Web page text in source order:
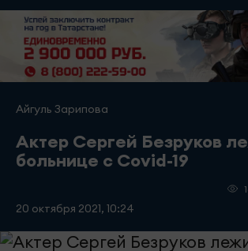
Айгуль Зарипова
Актер Сергей Безруков
больнице с Covid-19
20 октября 2021, 10:24